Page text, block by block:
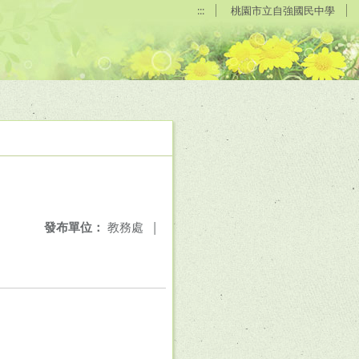
::: 桃園市立自強國民中學
發布單位： 教務處 |